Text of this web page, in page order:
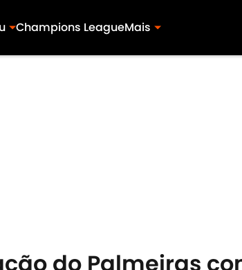
Champions LeagueMais
do Palmeiras